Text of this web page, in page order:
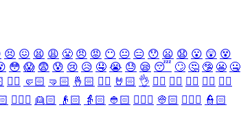
😣 😖 😫 😩 😤 😠 😡 😶 😐 😑 😯 😦 😧 😮 😲 😵
😳 😱 😨 😰 😢 😥 🤤 😭 😓 😪 😴 🙄 🤔 🤥 😬 🤐
✊🏻 🤛🏻 🤜🏻 🤞🏻 ✌🏻 🤘🏻 👌 👈🏻 👉🏻 👆🏻 👇🏻 ☝🏻
👱🏻‍♀️ 👱🏻 👴🏻 👵🏻 👲🏻 👳🏻‍♀️ 👳🏻 👮🏻‍♀️ 👮🏻